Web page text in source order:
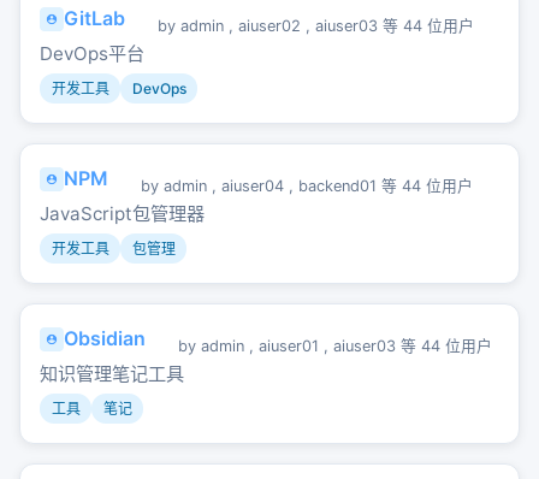
GitLab by admin , aiuser02 , aiuser03 等 44 位用户
DevOps平台
开发工具 DevOps
NPM by admin , aiuser04 , backend01 等 44 位用户
JavaScript包管理器
开发工具 包管理
Obsidian by admin , aiuser01 , aiuser03 等 44 位用户
知识管理笔记工具
工具 笔记